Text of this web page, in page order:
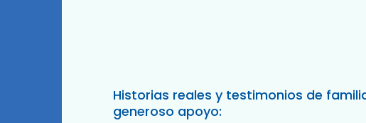
Historias reales y testimonios de
generoso apoyo: